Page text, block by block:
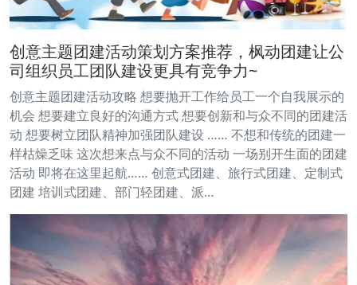
创意主题团建活动策划方案推荐，枫动团建让公
司组织员工团队建设更具有竞争力~
创意主题团建活动攻略 想要抛开工作给员工一个自我展示的
机会 想要建立良好的沟通方式 想要创新和与众不同的团建活
动 想要树立团队精神加强团队建设 …… 不想和传统的团建一
样枯燥乏味 这次想来点与众不同的活动 一场别开生面的团建
活动 即将在这里起航…… 创意式团建、旅行式团建、定制式
团建 培训式团建、部门轻团建、派…